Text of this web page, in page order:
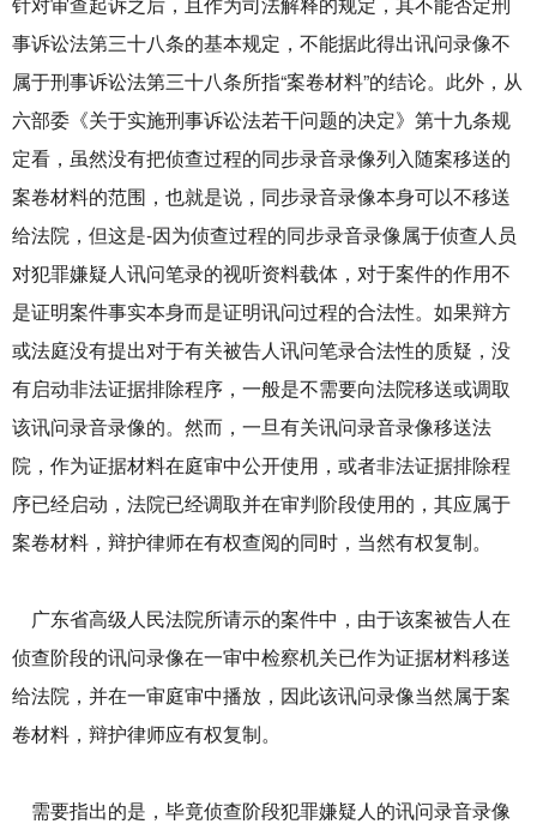
事诉讼法第三十八条的基本规定，不能据此得出讯问录像不
属于刑事诉讼法第三十八条所指“案卷材料”的结论。此外，从
六部委《关于实施刑事诉讼法若干问题的决定》第十九条规
定看，虽然没有把侦查过程的同步录音录像列入随案移送的
案卷材料的范围，也就是说，同步录音录像本身可以不移送
给法院，但这是-因为侦查过程的同步录音录像属于侦查人员
对犯罪嫌疑人讯问笔录的视听资料载体，对于案件的作用不
是证明案件事实本身而是证明讯问过程的合法性。如果辩方
或法庭没有提出对于有关被告人讯问笔录合法性的质疑，没
有启动非法证据排除程序，一般是不需要向法院移送或调取
该讯问录音录像的。然而，一旦有关讯问录音录像移送法
院，作为证据材料在庭审中公开使用，或者非法证据排除程
序已经启动，法院已经调取并在审判阶段使用的，其应属于
案卷材料，辩护律师在有权查阅的同时，当然有权复制。
广东省高级人民法院所请示的案件中，由于该案被告人在
侦查阶段的讯问录像在一审中检察机关已作为证据材料移送
给法院，并在一审庭审中播放，因此该讯问录像当然属于案
卷材料，辩护律师应有权复制。
需要指出的是，毕竟侦查阶段犯罪嫌疑人的讯问录音录像